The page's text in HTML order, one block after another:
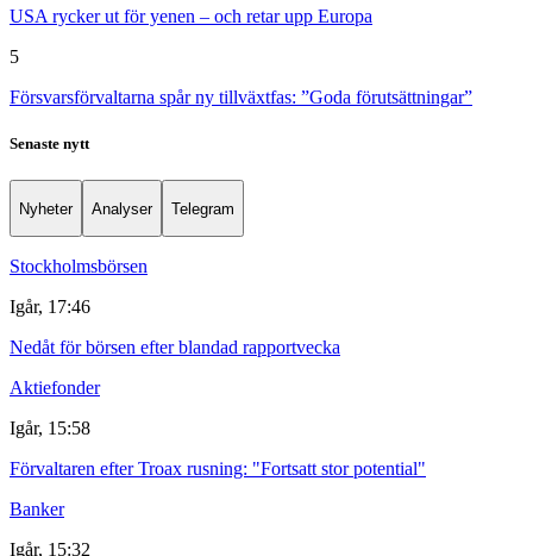
USA rycker ut för yenen – och retar upp Europa
5
Försvarsförvaltarna spår ny tillväxtfas: ”Goda förutsättningar”
Senaste nytt
Nyheter Analyser Telegram
Stockholmsbörsen
Igår, 17:46
Nedåt för börsen efter blandad rapportvecka
Aktiefonder
Igår, 15:58
Förvaltaren efter Troax rusning: "Fortsatt stor potential"
Banker
Igår, 15:32